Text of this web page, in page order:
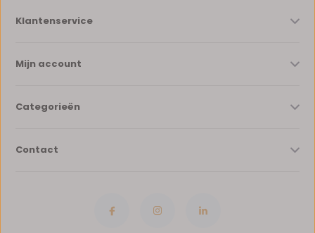
Klantenservice
Mijn account
Categorieën
Contact